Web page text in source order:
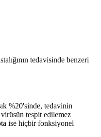
%20'sinde, tedavinin
tespit edilemez
ise hiçbir fonksiyonel